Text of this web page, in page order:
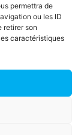
permettra de
ou les ID
retirer son
caractéristiques
CONTACTER